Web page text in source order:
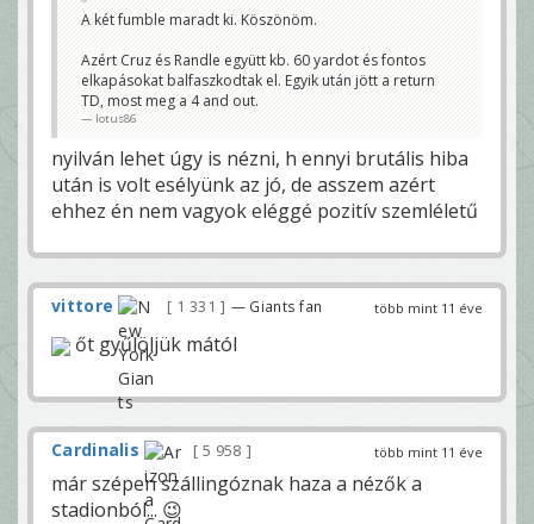
A két fumble maradt ki. Köszönöm.
Azért Cruz és Randle együtt kb. 60 yardot és fontos
elkapásokat balfaszkodtak el. Egyik után jött a return
TD, most meg a 4 and out.
lotus86
nyilván lehet úgy is nézni, h ennyi brutális hiba
után is volt esélyünk az jó, de asszem azért
ehhez én nem vagyok eléggé pozitív szemléletű
több mint 11 éve
vittore 1 331 — Giants fan
őt gyűlöljük mától
több mint 11 éve
Cardinalis 5 958
már szépen szállingóznak haza a nézők a
stadionból... 😉